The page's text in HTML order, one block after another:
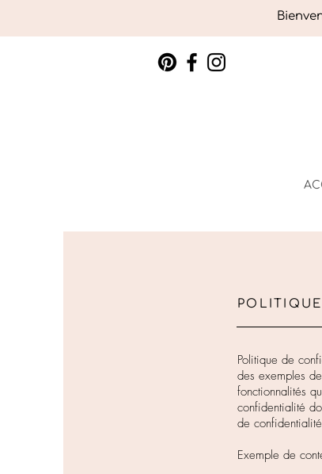
Politique de
des exemples
fonctionnalités
confidentialité
de
Exemple de